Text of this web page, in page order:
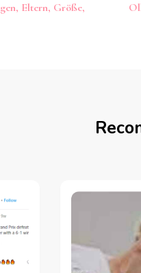
Eltern, Größe,